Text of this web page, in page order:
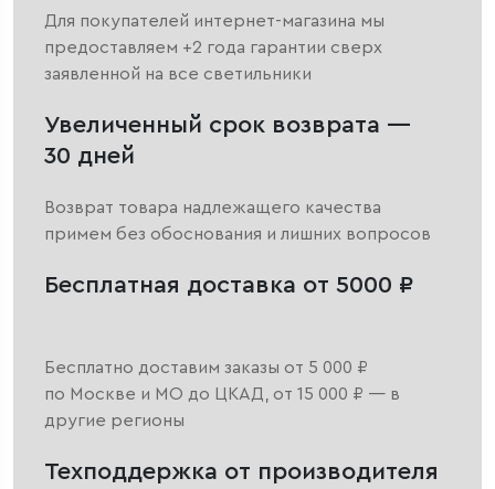
Для покупателей интернет-магазина мы
предоставляем +2 года гарантии сверх
заявленной на все светильники
Увеличенный срок возврата —
30 дней
Возврат товара надлежащего качества
примем без обоснования и лишних вопросов
Бесплатная доставка от 5000 ₽
Бесплатно доставим заказы от 5 000 ₽
по Москве и МО до ЦКАД, от 15 000 ₽ — в
другие регионы
Техподдержка от производителя